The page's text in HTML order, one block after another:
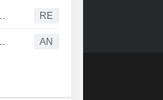
su semestrali, crolla Dovalue RE
in vetta al MIB AN